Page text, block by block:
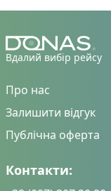
Вдалий вибір рейсу
Про нас
Залишити відгук
Публічна оферта
Контакти: